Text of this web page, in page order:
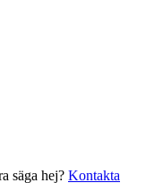
säga hej? Kontakta